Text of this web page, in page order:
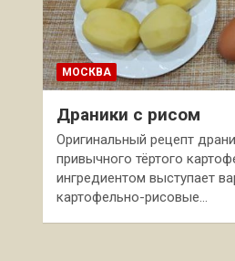
МОСКВА
Драники с рисом
Оригинальный рецепт
привычного тёртого
ингредиентом выступает
картофельно-рисовые…